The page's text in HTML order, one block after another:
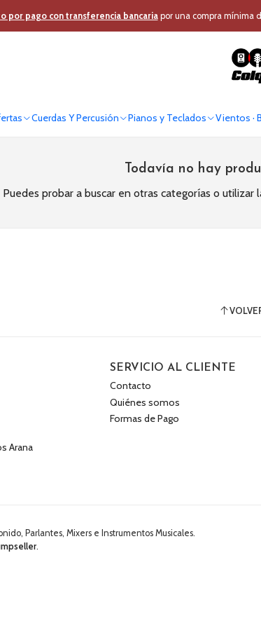
Cuerdas Y Percusión Pianos y Teclados Vientos ·
por pago con transferencia bancariapor una compra mínima
Inicio Iluminación
Todavía no hay
Puedes probar a buscar en otras categorías o
Arana
SERVICIO AL CLIENTE
Contacto
Quiénes somos
Formas de Pago
Parlantes, Mixers e Instrumentos Musicales.
.